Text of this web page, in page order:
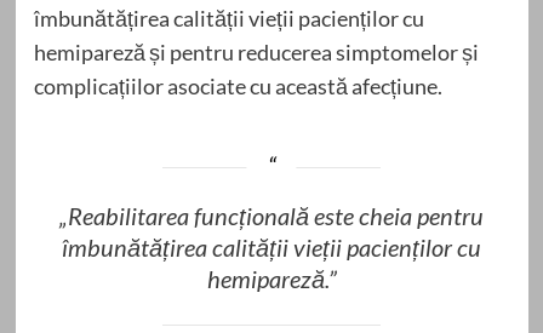
îmbunătățirea calității vieții pacienților cu
hemipareză și pentru reducerea simptomelor și
complicațiilor asociate cu această afecțiune.
„Reabilitarea funcțională este cheia pentru
îmbunătățirea calității vieții pacienților cu
hemipareză.”